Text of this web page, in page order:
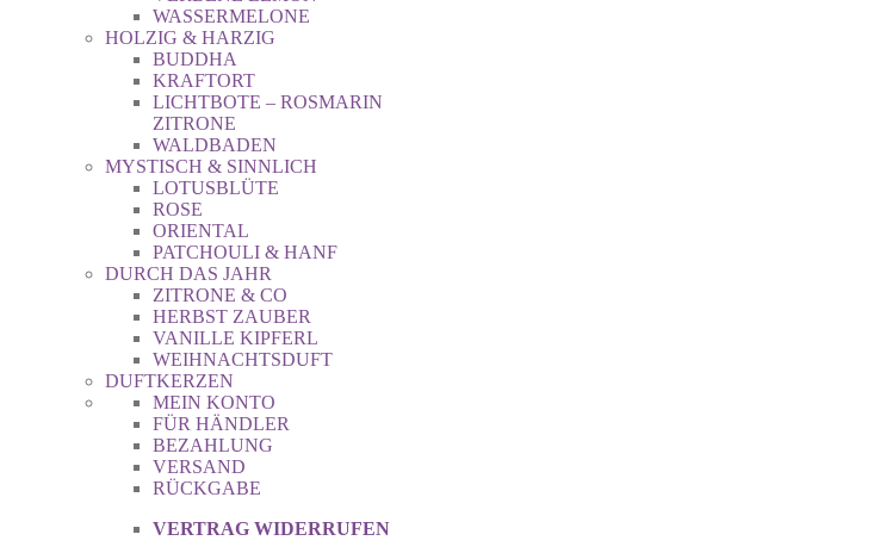
WASSERMELONE
HOLZIG & HARZIG
BUDDHA
KRAFTORT
LICHTBOTE – ROSMARIN
ZITRONE
WALDBADEN
MYSTISCH & SINNLICH
LOTUSBLÜTE
ROSE
ORIENTAL
PATCHOULI & HANF
DURCH DAS JAHR
ZITRONE & CO
HERBST ZAUBER
VANILLE KIPFERL
WEIHNACHTSDUFT
DUFTKERZEN
MEIN KONTO
FÜR HÄNDLER
BEZAHLUNG
VERSAND
RÜCKGABE
VERTRAG WIDERRUFEN